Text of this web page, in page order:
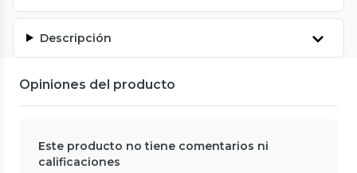
Descripción
Opiniones del producto
Este producto no tiene comentarios ni
calificaciones